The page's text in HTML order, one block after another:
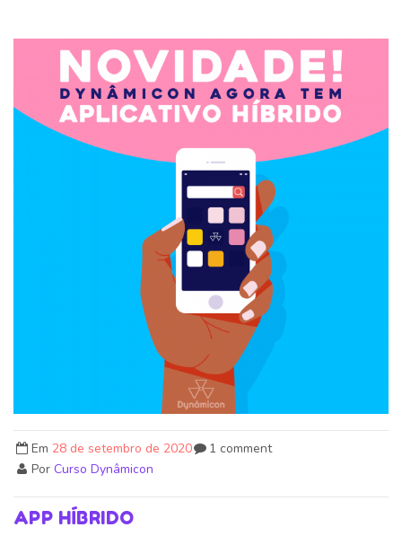
Em 28 de setembro de 2020
Por Curso Dynâmicon
1 comment
APP HÍBRIDO